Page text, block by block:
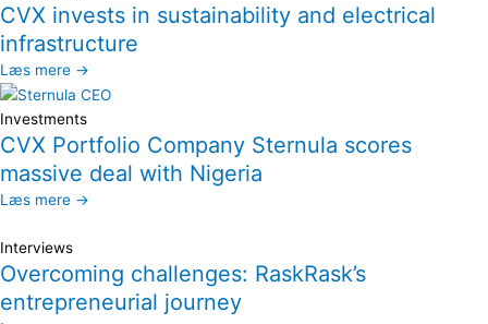
CVX invests in sustainability and electrical
infrastructure
Læs mere →
Investments
CVX Portfolio Company Sternula scores
massive deal with Nigeria
Læs mere →
Interviews
Overcoming challenges: RaskRask’s
entrepreneurial journey